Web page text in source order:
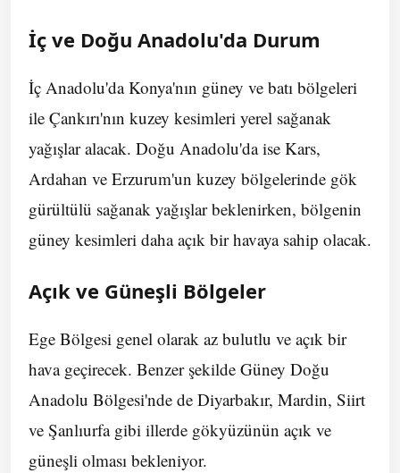
İç ve Doğu Anadolu'da Durum
İç Anadolu'da Konya'nın güney ve batı bölgeleri
ile Çankırı'nın kuzey kesimleri yerel sağanak
yağışlar alacak. Doğu Anadolu'da ise Kars,
Ardahan ve Erzurum'un kuzey bölgelerinde gök
gürültülü sağanak yağışlar beklenirken, bölgenin
güney kesimleri daha açık bir havaya sahip olacak.
Açık ve Güneşli Bölgeler
Ege Bölgesi genel olarak az bulutlu ve açık bir
hava geçirecek. Benzer şekilde Güney Doğu
Anadolu Bölgesi'nde de Diyarbakır, Mardin, Siirt
ve Şanlıurfa gibi illerde gökyüzünün açık ve
güneşli olması bekleniyor.